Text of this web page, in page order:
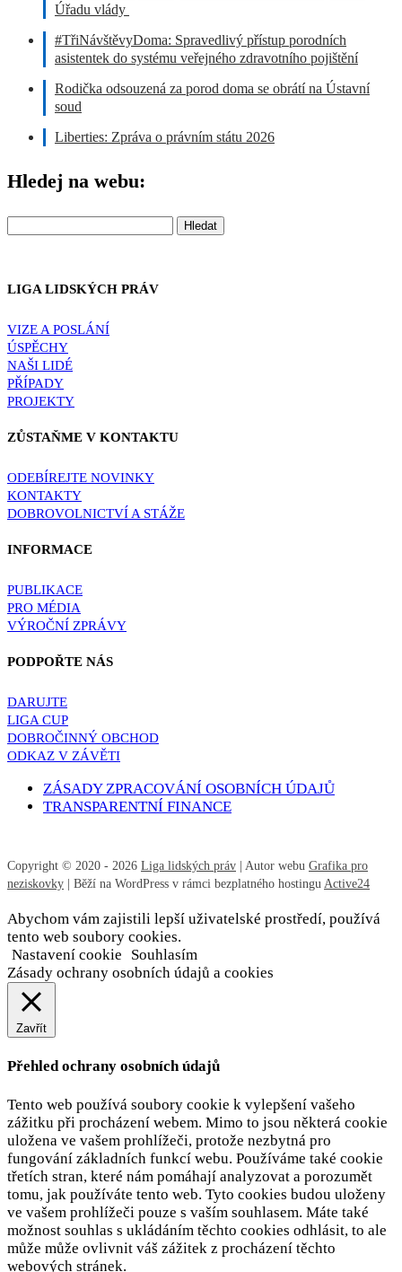
Úřadu vlády
#TřiNávštěvyDoma: Spravedlivý přístup porodních
asistentek do systému veřejného zdravotního pojištění
Rodička odsouzená za porod doma se obrátí na Ústavní
soud
Liberties: Zpráva o právním státu 2026
Hledej na webu:
LIGA LIDSKÝCH PRÁV
VIZE A POSLÁNÍ
ÚSPĚCHY
NAŠI LIDÉ
PŘÍPADY
PROJEKTY
ZŮSTAŇME V KONTAKTU
ODEBÍREJTE NOVINKY
KONTAKTY
DOBROVOLNICTVÍ A STÁŽE
INFORMACE
PUBLIKACE
PRO MÉDIA
VÝROČNÍ ZPRÁVY
PODPOŘTE NÁS
DARUJTE
LIGA CUP
DOBROČINNÝ OBCHOD
ODKAZ V ZÁVĚTI
ZÁSADY ZPRACOVÁNÍ OSOBNÍCH ÚDAJŮ
TRANSPARENTNÍ FINANCE
Copyright © 2020 - 2026 Liga lidských práv | Autor webu Grafika pro
neziskovky | Běží na WordPress v rámci bezplatného hostingu Active24
Abychom vám zajistili lepší uživatelské prostředí, používá
tento web soubory cookies.
Nastavení cookie
Souhlasím
Zásady ochrany osobních údajů a cookies
Zavřít
Přehled ochrany osobních údajů
Tento web používá soubory cookie k vylepšení vašeho
zážitku při procházení webem. Mimo to jsou některá cookie
uložena ve vašem prohlížeči, protože nezbytná pro
fungování základních funkcí webu. Používáme také cookie
třetích stran, které nám pomáhají analyzovat a porozumět
tomu, jak používáte tento web. Tyto cookies budou uloženy
ve vašem prohlížeči pouze s vaším souhlasem. Máte také
možnost souhlas s ukládáním těchto cookies odhlásit, to ale
může může ovlivnit váš zážitek z procházení těchto
webových stránek.